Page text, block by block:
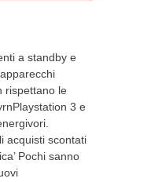
a standby e
rispettano le
3 e
acquisti scontati
Pochi sanno